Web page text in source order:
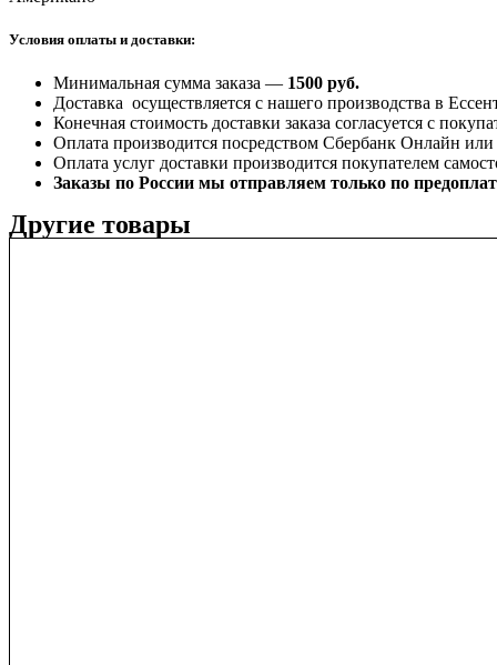
Условия оплаты и доставки:
Минимальная сумма заказа — 1500 руб.
Доставка осуществляется с нашего производства в
Конечная стоимость доставки заказа согласуется с
Оплата производится посредством Сбербанк Онлайн
Оплата услуг доставки производится покупателем
Заказы по России мы отправляем только по
Другие товары